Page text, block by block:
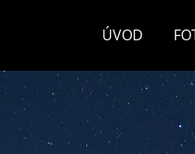
ÚVOD